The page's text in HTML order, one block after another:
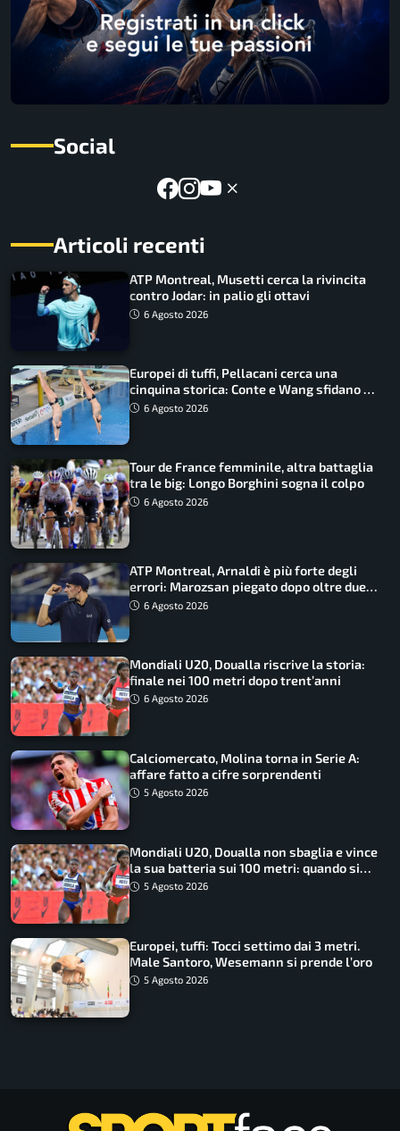
Social
Articoli recenti
ATP Montreal, Musetti cerca la rivincita
contro Jodar: in palio gli ottavi
6 Agosto 2026
Europei di tuffi, Pellacani cerca una
cinquina storica: Conte e Wang sfidano la
piattaforma
6 Agosto 2026
Tour de France femminile, altra battaglia
tra le big: Longo Borghini sogna il colpo
6 Agosto 2026
ATP Montreal, Arnaldi è più forte degli
errori: Marozsan piegato dopo oltre due
ore6 Agosto 2026
Mondiali U20, Doualla riscrive la storia:
finale nei 100 metri dopo trent’anni
6 Agosto 2026
Calciomercato, Molina torna in Serie A:
affare fatto a cifre sorprendenti
5 Agosto 2026
Mondiali U20, Doualla non sbaglia e vince
la sua batteria sui 100 metri: quando si
disputano le finali
5 Agosto 2026
Europei, tuffi: Tocci settimo dai 3 metri.
Male Santoro, Wesemann si prende l’oro
5 Agosto 2026